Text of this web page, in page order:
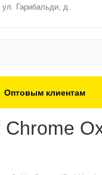
Гарибальди, д.
Оптовым клиентам